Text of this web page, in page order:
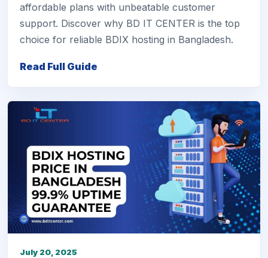
affordable plans with unbeatable customer
support. Discover why BD IT CENTER is the top
choice for reliable BDIX hosting in Bangladesh.
Read Full Guide
July 20, 2025